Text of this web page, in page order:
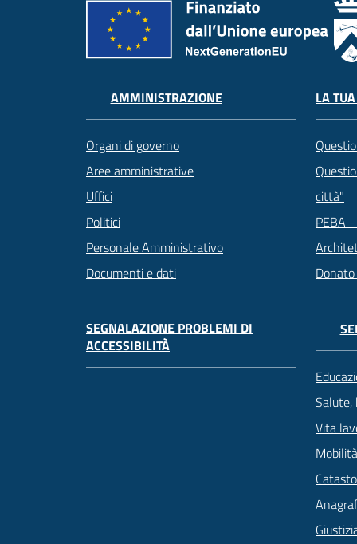
AMMINISTRAZIONE
Organi di governo
Aree amministrative
Uffici
Politici
Personale Amministrativo
Documenti e dati
LA
città"
PEBA
SEGNALAZIONE PROBLEMI DI
ACCESSIBILITÀ
Salute,
Vita